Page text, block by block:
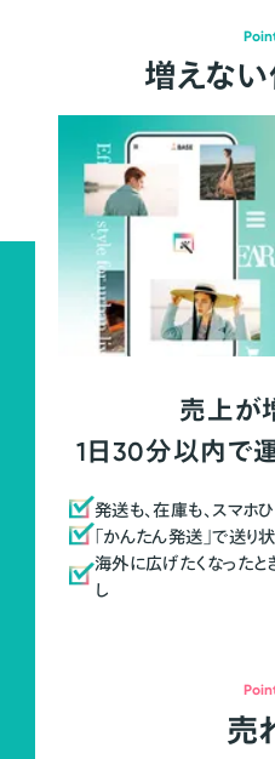
増えな
売上が
1日30分以内で
発送も、在庫も、スマホ
「かんたん発送」で送り
海外に広げたくなった
し
売